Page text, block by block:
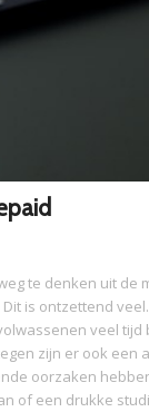
te denken uit de
is ontzettend
veel
zijn er ook een
oorzaken
of een drukke